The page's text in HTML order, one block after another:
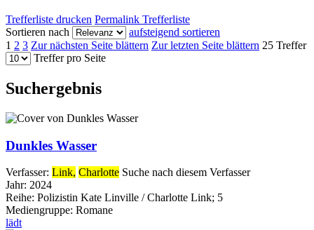
Trefferliste drucken Permalink Trefferliste
Sortieren nach
aufsteigend sortieren
1 2 3 Zur nächsten Seite blättern Zur letzten Seite blättern 25 Treffer
Treffer pro Seite
Suchergebnis
Dunkles Wasser
Verfasser: Link, Charlotte Suche nach diesem Verfasser
Jahr: 2024
Reihe: Polizistin Kate Linville / Charlotte Link; 5
Mediengruppe: Romane
lädt